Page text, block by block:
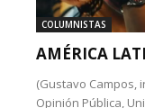
COLUMNISTAS
AMÉRICA
(Gustavo Campos,
Opinión Pública,